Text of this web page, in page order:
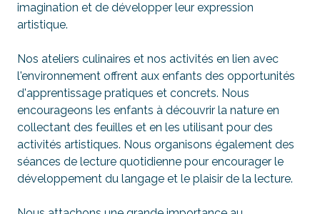
imagination et de développer leur expression
artistique.
Nos ateliers culinaires et nos activités en lien avec
l'environnement offrent aux enfants des opportunités
d'apprentissage pratiques et concrets. Nous
encourageons les enfants à découvrir la nature en
collectant des feuilles et en les utilisant pour des
activités artistiques. Nous organisons également des
séances de lecture quotidienne pour encourager le
développement du langage et le plaisir de la lecture.